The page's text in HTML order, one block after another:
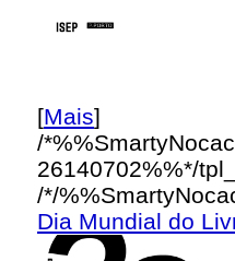
[Mais]
/
26140702%%*/
/*/
Dia Mundial do